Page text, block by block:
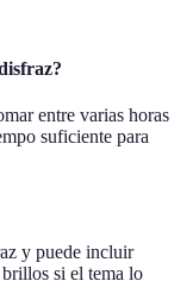
entre varias horas
suficiente para
y puede incluir
si el tema lo